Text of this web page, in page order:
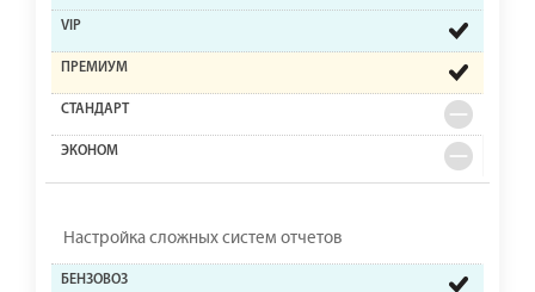
Настройка сложных систем отчетов